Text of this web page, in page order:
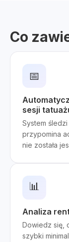
Co
📅
sesji
System
przypomina
nie została
📊
Analiza
Dowiedz się,
szybki